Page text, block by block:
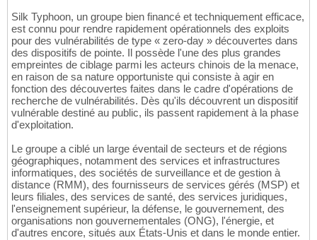
Silk Typhoon, un groupe bien financé et techniquement efficace,
est connu pour rendre rapidement opérationnels des exploits
pour des vulnérabilités de type « zero-day » découvertes dans
des dispositifs de pointe. Il possède l'une des plus grandes
empreintes de ciblage parmi les acteurs chinois de la menace,
en raison de sa nature opportuniste qui consiste à agir en
fonction des découvertes faites dans le cadre d'opérations de
recherche de vulnérabilités. Dès qu'ils découvrent un dispositif
vulnérable destiné au public, ils passent rapidement à la phase
d'exploitation.
Le groupe a ciblé un large éventail de secteurs et de régions
géographiques, notamment des services et infrastructures
informatiques, des sociétés de surveillance et de gestion à
distance (RMM), des fournisseurs de services gérés (MSP) et
leurs filiales, des services de santé, des services juridiques,
l'enseignement supérieur, la défense, le gouvernement, des
organisations non gouvernementales (ONG), l'énergie, et
d'autres encore, situés aux États-Unis et dans le monde entier.